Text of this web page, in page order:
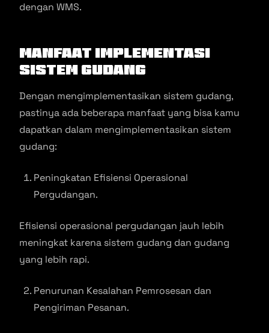
dengan WMS.
Manfaat Implementasi
Sistem Gudang
Dengan mengimplementasikan sistem gudang,
pastinya ada beberapa manfaat yang bisa kamu
dapatkan dalam mengimplementasikan sistem
gudang:
Peningkatan Efisiensi Operasional
Pergudangan.
Efisiensi operasional pergudangan jauh lebih
meningkat karena sistem gudang dan gudang
yang lebih rapi.
Penurunan Kesalahan Pemrosesan dan
Pengiriman Pesanan.